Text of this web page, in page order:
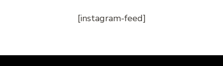
[instagram-feed]